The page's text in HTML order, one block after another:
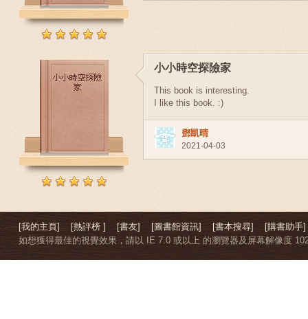
小小時空探險家
This book is interesting.
I like this book. :)
鄧凱晴
2021-04-03
[我的主頁] [熱評榜 ] [書友] [圖書館資訊] [書本搜尋]
[購書助手]
如想獲得最佳的視覺效果，請以 IE 7.0 或以上 的瀏覽器及屏幕解像度